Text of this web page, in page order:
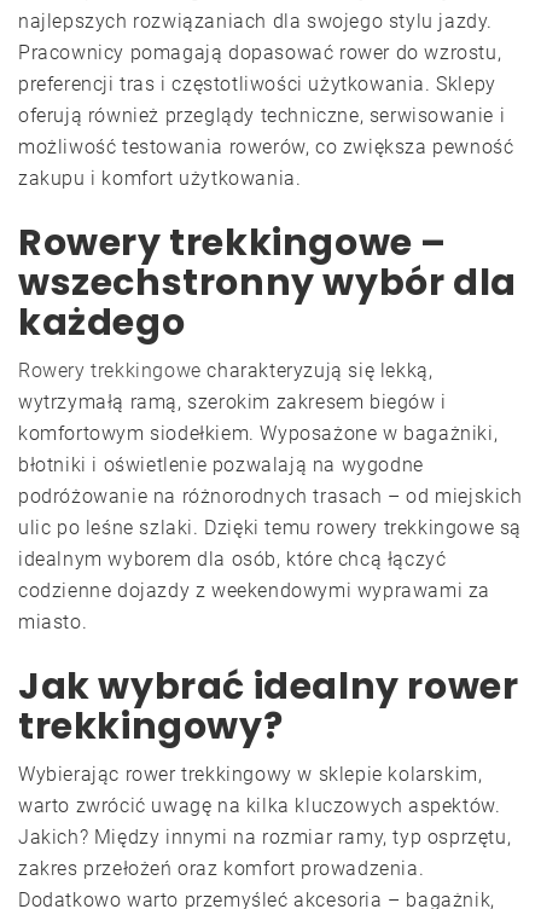
najlepszych rozwiązaniach dla swojego stylu jazdy.
Pracownicy pomagają dopasować rower do wzrostu,
preferencji tras i częstotliwości użytkowania. Sklepy
oferują również przeglądy techniczne, serwisowanie i
możliwość testowania rowerów, co zwiększa pewność
zakupu i komfort użytkowania.
Rowery trekkingowe –
wszechstronny wybór dla
każdego
Rowery trekkingowe charakteryzują się lekką,
wytrzymałą ramą, szerokim zakresem biegów i
komfortowym siodełkiem. Wyposażone w bagażniki,
błotniki i oświetlenie pozwalają na wygodne
podróżowanie na różnorodnych trasach – od miejskich
ulic po leśne szlaki. Dzięki temu rowery trekkingowe są
idealnym wyborem dla osób, które chcą łączyć
codzienne dojazdy z weekendowymi wyprawami za
miasto.
Jak wybrać idealny rower
trekkingowy?
Wybierając rower trekkingowy w sklepie kolarskim,
warto zwrócić uwagę na kilka kluczowych aspektów.
Jakich? Między innymi na rozmiar ramy, typ osprzętu,
zakres przełożeń oraz komfort prowadzenia.
Dodatkowo warto przemyśleć akcesoria – bagażnik,